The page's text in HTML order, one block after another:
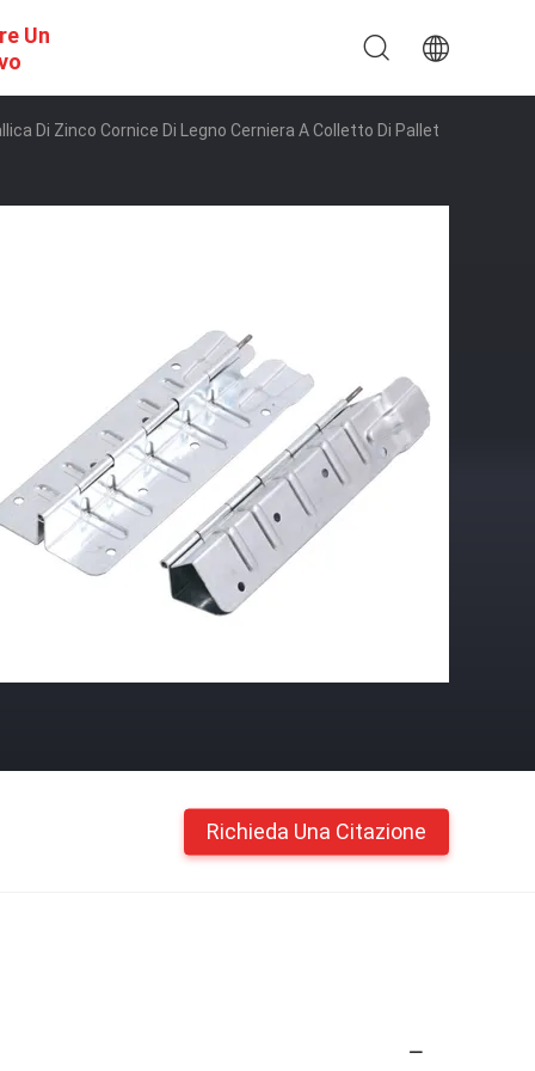
Un
Di Zinco Cornice Di Legno Cerniera A Colletto Di Pallet
Richieda Una Citazione